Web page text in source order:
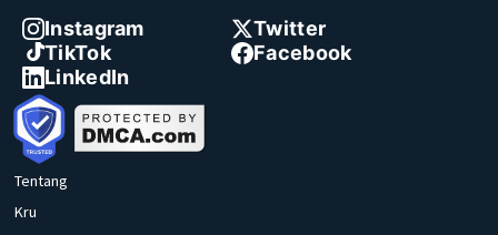
Instagram
Twitter
TikTok
Facebook
LinkedIn
Tentang
Kru